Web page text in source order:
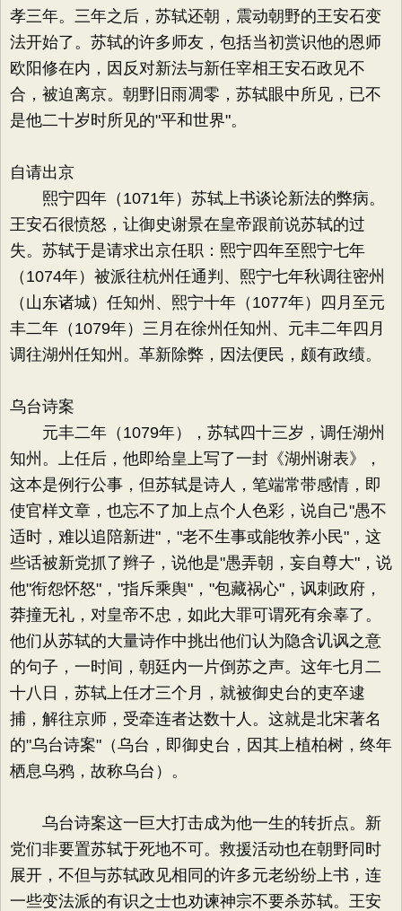
孝三年。三年之后，苏轼还朝，震动朝野的王安石变
法开始了。苏轼的许多师友，包括当初赏识他的恩师
欧阳修在内，因反对新法与新任宰相王安石政见不
合，被迫离京。朝野旧雨凋零，苏轼眼中所见，已不
是他二十岁时所见的"平和世界"。
自请出京
熙宁四年（1071年）苏轼上书谈论新法的弊病。
王安石很愤怒，让御史谢景在皇帝跟前说苏轼的过
失。苏轼于是请求出京任职：熙宁四年至熙宁七年
（1074年）被派往杭州任通判、熙宁七年秋调往密州
（山东诸城）任知州、熙宁十年（1077年）四月至元
丰二年（1079年）三月在徐州任知州、元丰二年四月
调往湖州任知州。革新除弊，因法便民，颇有政绩。
乌台诗案
元丰二年（1079年），苏轼四十三岁，调任湖州
知州。上任后，他即给皇上写了一封《湖州谢表》，
这本是例行公事，但苏轼是诗人，笔端常带感情，即
使官样文章，也忘不了加上点个人色彩，说自己"愚不
适时，难以追陪新进"，"老不生事或能牧养小民"，这
些话被新党抓了辫子，说他是"愚弄朝，妄自尊大"，说
他"衔怨怀怒"，"指斥乘舆"，"包藏祸心"，讽刺政府，
莽撞无礼，对皇帝不忠，如此大罪可谓死有余辜了。
他们从苏轼的大量诗作中挑出他们认为隐含讥讽之意
的句子，一时间，朝廷内一片倒苏之声。这年七月二
十八日，苏轼上任才三个月，就被御史台的吏卒逮
捕，解往京师，受牵连者达数十人。这就是北宋著名
的"乌台诗案"（乌台，即御史台，因其上植柏树，终年
栖息乌鸦，故称乌台）。
乌台诗案这一巨大打击成为他一生的转折点。新
党们非要置苏轼于死地不可。救援活动也在朝野同时
展开，不但与苏轼政见相同的许多元老纷纷上书，连
一些变法派的有识之士也劝谏神宗不要杀苏轼。王安